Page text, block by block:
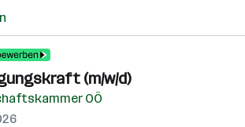
(m/w/d)
OÖ